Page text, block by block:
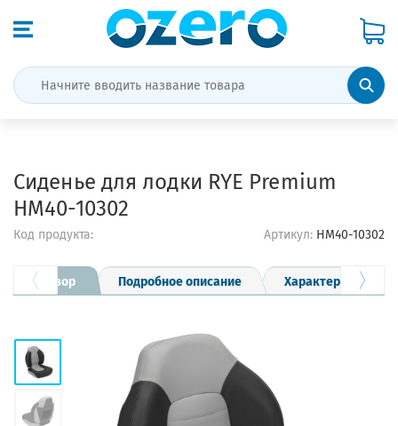
Сиденье для лодки RYE Premium
HM40-10302
Код продукта: Артикул: HM40-10302
Обзор Подробное описание Характеристики